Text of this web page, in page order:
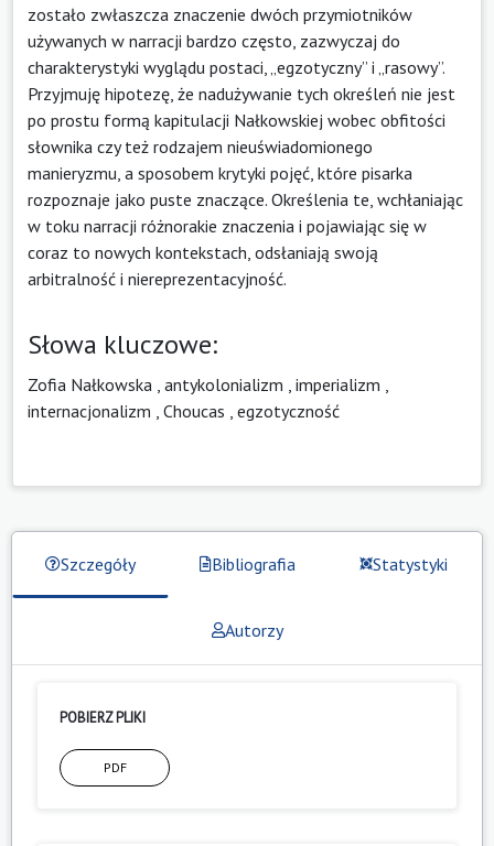
zostało zwłaszcza znaczenie dwóch przymiotników
używanych w narracji bardzo często, zazwyczaj do
charakterystyki wyglądu postaci, „egzotyczny” i „rasowy”.
Przyjmuję hipotezę, że nadużywanie tych określeń nie jest
po prostu formą kapitulacji Nałkowskiej wobec obfitości
słownika czy też rodzajem nieuświadomionego
manieryzmu, a sposobem krytyki pojęć, które pisarka
rozpoznaje jako puste znaczące. Określenia te, wchłaniając
w toku narracji różnorakie znaczenia i pojawiając się w
coraz to nowych kontekstach, odsłaniają swoją
arbitralność i niereprezentacyjność.
Słowa kluczowe:
Zofia Nałkowska antykolonializm imperializm
internacjonalizm Choucas egzotyczność
Szczegóły Bibliografia Statystyki
Autorzy
POBIERZ PLIKI
PDF